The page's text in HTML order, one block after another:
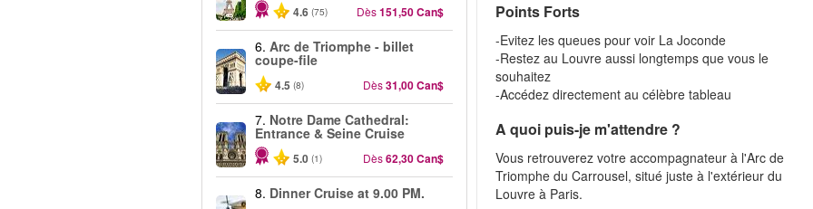
4.6 (75) Dès151,50 Can$
6. Arc de Triomphe - billet
coupe-file
4.5 (8) Dès31,00 Can$
7. Notre Dame Cathedral:
Entrance & Seine Cruise
5.0 (1) Dès62,30 Can$
8. Dinner Cruise at 9.00 PM.
Points Forts
-Evitez les queues pour voir La Joconde
-Restez au Louvre aussi longtemps que vous le
souhaitez
-Accédez directement au célèbre tableau
A quoi puis-je m'attendre ?
Vous retrouverez votre accompagnateur à l'Arc de
Triomphe du Carrousel, situé juste à l'extérieur du
Louvre à Paris.